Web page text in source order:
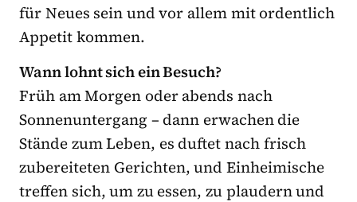
für Neues sein und vor allem mit ordentlich
Appetit kommen.
Wann lohnt sich ein Besuch?
Früh am Morgen oder abends nach
Sonnenuntergang – dann erwachen die
Stände zum Leben, es duftet nach frisch
zubereiteten Gerichten, und Einheimische
treffen sich, um zu essen, zu plaudern und